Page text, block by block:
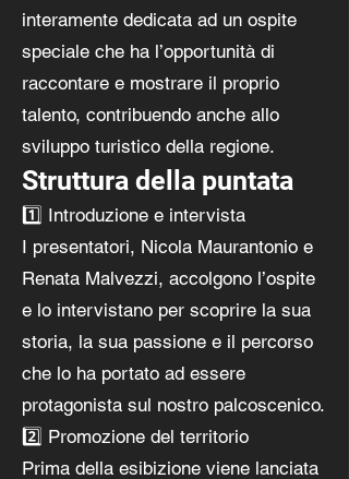
interamente dedicata ad un ospite
speciale che ha l’opportunità di
raccontare e mostrare il proprio
talento, contribuendo anche allo
sviluppo turistico della regione.
Struttura della puntata
1️⃣ Introduzione e intervista
I presentatori, Nicola Maurantonio e
Renata Malvezzi, accolgono l’ospite
e lo intervistano per scoprire la sua
storia, la sua passione e il percorso
che lo ha portato ad essere
protagonista sul nostro palcoscenico.
2️⃣ Promozione del territorio
Prima della esibizione viene lanciata